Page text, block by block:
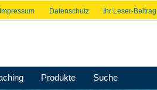
Impressum Datenschutz Ihr Leser-Beitrag
Produkte Suche